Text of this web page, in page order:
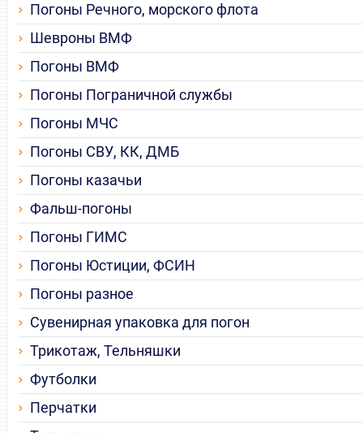
Погоны Речного, морского флота
Шевроны ВМФ
Погоны ВМФ
Погоны Пограничной службы
Погоны МЧС
Погоны СВУ, КК, ДМБ
Погоны казачьи
Фальш-погоны
Погоны ГИМС
Погоны Юстиции, ФСИН
Погоны разное
Сувенирная упаковка для погон
Трикотаж, Тельняшки
Футболки
Перчатки